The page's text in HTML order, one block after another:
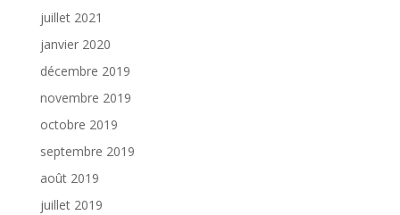
juillet 2021
janvier 2020
décembre 2019
novembre 2019
octobre 2019
septembre 2019
août 2019
juillet 2019